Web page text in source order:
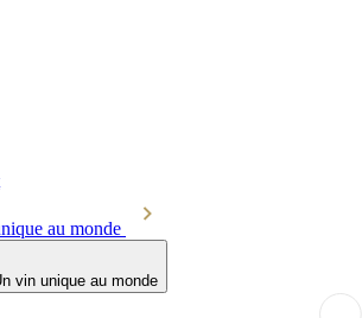
au monde
vin unique au monde